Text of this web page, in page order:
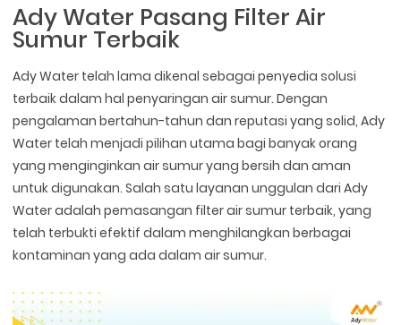
Ady Water Pasang Filter Air
Sumur Terbaik
Ady Water telah lama dikenal sebagai penyedia solusi
terbaik dalam hal penyaringan air sumur. Dengan
pengalaman bertahun-tahun dan reputasi yang solid, Ady
Water telah menjadi pilihan utama bagi banyak orang
yang menginginkan air sumur yang bersih dan aman
untuk digunakan. Salah satu layanan unggulan dari Ady
Water adalah pemasangan filter air sumur terbaik, yang
telah terbukti efektif dalam menghilangkan berbagai
kontaminan yang ada dalam air sumur.